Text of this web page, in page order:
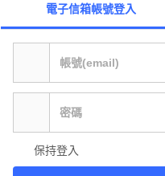
電子信箱帳號登入
保持登入